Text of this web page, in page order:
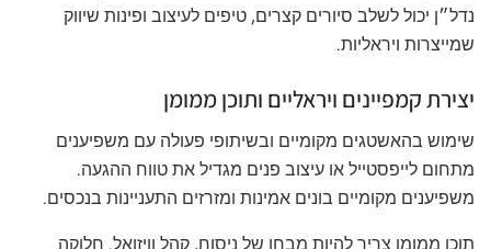
נדל״ן יכול לשלב סיורים קצרים, טיפים לעיצוב ופינות שיווק
שמייצרות ויראליות.
יצירת קמפיינים ויראליים ותוכן ממומן
שימוש בהאשטגים מקומיים ובשיתופי פעולה עם משפיענים
מתחום לייפסטייל או עיצוב פנים מגדיל את טווח ההגעה.
משפיענים מקומיים בונים אמינות ומזרזים התעניינות בנכסים.
תוכן ממומן צריך להיות מבחן של ניסוח, קהל וויזואל. חלוקה